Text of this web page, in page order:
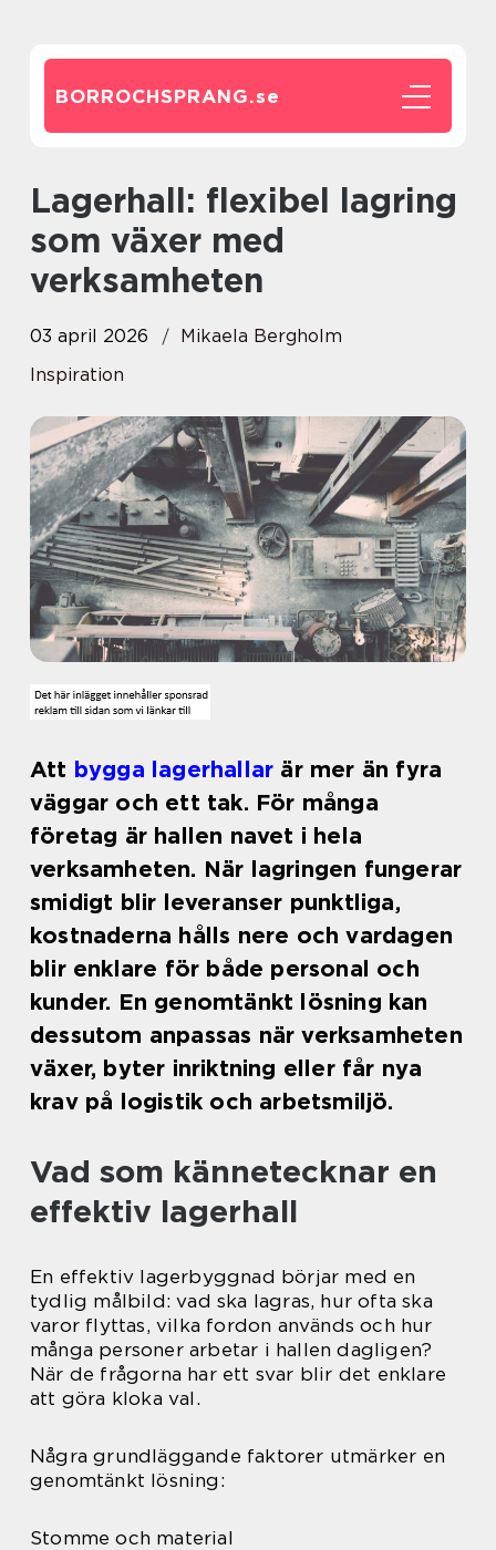
BORROCHSPRANG.se
Lagerhall: flexibel lagring
som växer med
verksamheten
03 april 2026
Mikaela Bergholm
Inspiration
Att bygga lagerhallar är mer än fyra
väggar och ett tak. För många
företag är hallen navet i hela
verksamheten. När lagringen fungerar
smidigt blir leveranser punktliga,
kostnaderna hålls nere och vardagen
blir enklare för både personal och
kunder. En genomtänkt lösning kan
dessutom anpassas när verksamheten
växer, byter inriktning eller får nya
krav på logistik och arbetsmiljö.
Vad som kännetecknar en
effektiv lagerhall
En effektiv lagerbyggnad börjar med en
tydlig målbild: vad ska lagras, hur ofta ska
varor flyttas, vilka fordon används och hur
många personer arbetar i hallen dagligen?
När de frågorna har ett svar blir det enklare
att göra kloka val.
Några grundläggande faktorer utmärker en
genomtänkt lösning:
Stomme och material